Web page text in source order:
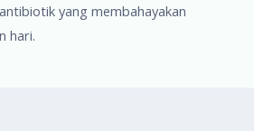
yang membahayakan
hari.